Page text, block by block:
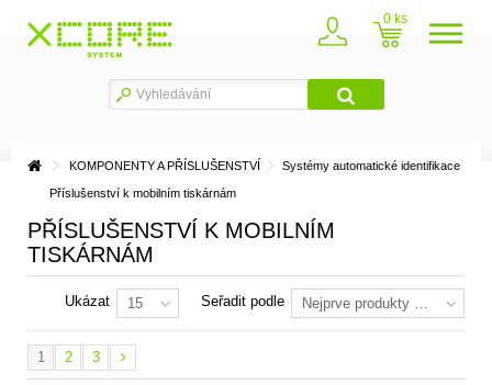
0
KOMPONENTY A PŘÍSLUŠENSTVÍ Systémy automatické identifikace
Příslušenství k mobilním tiskárnám
PŘÍSLUŠENSTVÍ K MOBILNÍM
TISKÁRNÁM
Seřadit podle Nejprve produkty skladem
Ukázat 15
1 2 3